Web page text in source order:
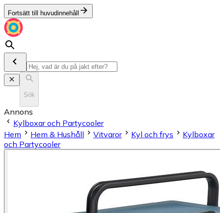
Fortsätt till huvudinnehåll
Sök
Annons
Kylboxar och Partycooler
Hem
Hem & Hushåll Vitvaror Kyl och frys
Kylboxar
och Partycooler